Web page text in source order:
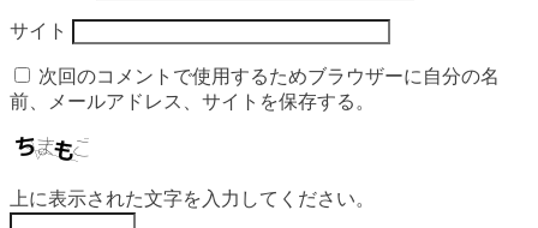
サイト
次回のコメントで使用するためブラウザーに自分の名
前、メールアドレス、サイトを保存する。
上に表示された文字を入力してください。